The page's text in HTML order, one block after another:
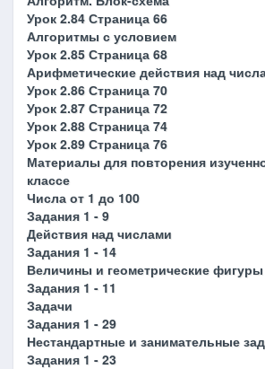
Урок 2.84 Страница 66
Алгоритмы с условием
Урок 2.85 Страница 68
Арифметические действия над
Урок 2.86 Страница 70
Урок 2.87 Страница 72
Урок 2.88 Страница 74
Урок 2.89 Страница 76
Материалы для повторения
классе
Числа от 1 до 100
Задания 1 - 9
Действия над числами
Задания 1 - 14
Величины и геометрические фигуры
Задания 1 - 11
Задачи
Задания 1 - 29
Нестандартные и занимательные
Задания 1 - 23